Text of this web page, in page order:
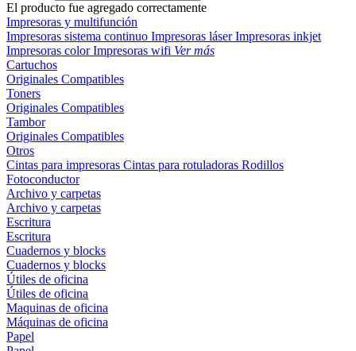
El producto fue agregado correctamente
Impresoras y multifunción
Impresoras sistema continuo Impresoras láserImpresoras inkjet
Impresoras colorImpresoras wifi Ver más
Cartuchos
Originales Compatibles
Toners
Originales Compatibles
Tambor
Originales Compatibles
Otros
Cintas para impresoras Cintas para rotuladoras Rodillos
Fotoconductor
Archivo y carpetas
Archivo y carpetas
Escritura
Escritura
Cuadernos y blocks
Cuadernos y blocks
Útiles de oficina
Útiles de oficina
Maquinas de oficina
Máquinas de oficina
Papel